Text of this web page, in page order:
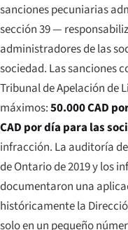
sanciones pecuniarias
sección 39 —
administradores de las
sociedad. Las sanciones
Tribunal de Apelación de
máximos:50.000 CAD
CAD por día para las
infracción. La auditoría
de Ontario de 2019 y los
documentaron una
históricamente la
solo en un pequeño